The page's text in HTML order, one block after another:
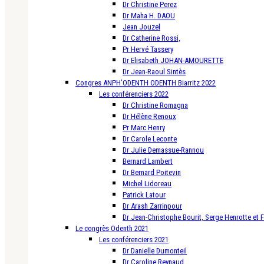
Dr Christine Perez
Dr Maha H. DAOU
Jean Jouzel
Dr Catherine Rossi,
Pr Hervé Tassery
Dr Elisabeth JOHAN-AMOURETTE
Dr Jean-Raoul Sintès
Congres ANPH’ODENTH ODENTH Biarritz 2022
Les conférenciers 2022
Dr Christine Romagna
Dr Hélène Renoux
Pr Marc Henry
Dr Carole Leconte
Dr Julie Demassue-Rannou
Bernard Lambert
Dr Bernard Poitevin
Michel Lidoreau
Patrick Latour
Dr Arash Zarrinpour
Dr Jean-Christophe Bourit, Serge Henrotte et
Le congrès Odenth 2021
Les conférenciers 2021
Dr Danielle Dumonteil
Dr Caroline Reynaud